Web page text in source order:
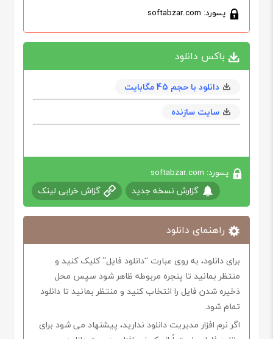
پسورد: softabzar.com
باکس دانلود
دانلود با حجم 45 مگابایت
سایت سازنده
پسورد: softabzar.com
گزارش نسخه جدید گزاش خرابی لینک
راهنمای دانلود
برای دانلود، به روی عبارت “دانلود فایل” کلیک کنید و
منتظر بمانید تا پنجره مربوطه ظاهر شود سپس محل
ذخیره شدن فایل را انتخاب کنید و منتظر بمانید تا دانلود
تمام شود.
اگر نرم افزار مدیریت دانلود ندارید، پیشنهاد می شود برای